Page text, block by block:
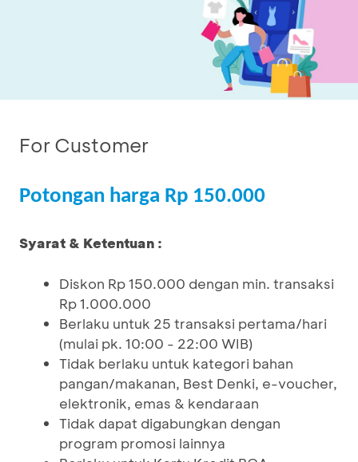
For Customer
Potongan harga Rp 150.000
Syarat & Ketentuan :
Diskon Rp 150.000 dengan min. transaksi
Rp 1.000.000
Berlaku untuk 25 transaksi pertama/hari
(mulai pk. 10:00 - 22:00 WIB)
Tidak berlaku untuk kategori bahan
pangan/makanan, Best Denki, e-voucher,
elektronik, emas & kendaraan
Tidak dapat digabungkan dengan
program promosi lainnya